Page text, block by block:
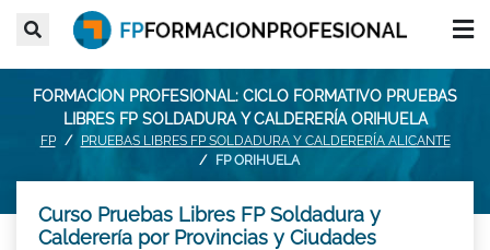
FORMACION PROFESIONAL: CICLO FORMATIVO PRUEBAS
LIBRES FP SOLDADURA Y CALDERERÍA ORIHUELA
FP
PRUEBAS LIBRES FP SOLDADURA Y CALDERERÍA ALICANTE
FP ORIHUELA
Curso Pruebas Libres FP Soldadura y
Calderería por Provincias y Ciudades